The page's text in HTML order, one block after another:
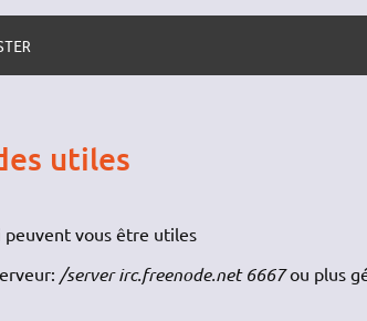
utiles
peuvent vous être utiles
/server irc.freenode.net 6667ou plus